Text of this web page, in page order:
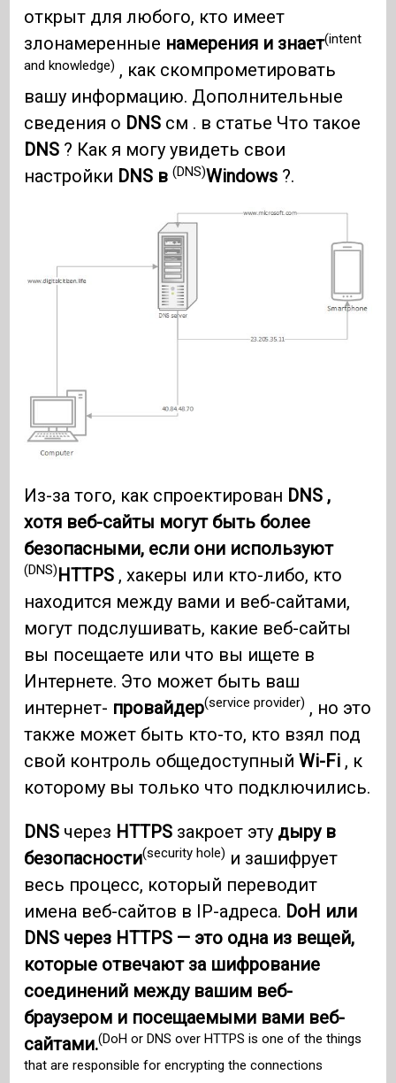
открыт для любого, кто имеет
злонамеренные намерения и знает(intent
and knowledge) , как скомпрометировать
вашу информацию. Дополнительные
сведения о DNS см . в статье Что такое
DNS ? Как я могу увидеть свои
настройки DNS в(DNS)Windows ?.
Из-за того, как спроектирован DNS ,
хотя веб-сайты могут быть более
безопасными, если они используют
(DNS)HTTPS , хакеры или кто-либо, кто
находится между вами и веб-сайтами,
могут подслушивать, какие веб-сайты
вы посещаете или что вы ищете в
Интернете. Это может быть ваш
интернет- провайдер(service provider) , но это
также может быть кто-то, кто взял под
свой контроль общедоступныйWi-Fi , к
которому вы только что подключились.
DNS через HTTPS закроет эту дыру в
безопасности(security hole) и зашифрует
весь процесс, который переводит
имена веб-сайтов в IP-адреса. DoH или
DNS через HTTPS — это одна из вещей,
которые отвечают за шифрование
соединений между вашим веб-
браузером и посещаемыми вами веб-
сайтами.(DoH or DNS over HTTPS is one of the things
that are responsible for encrypting the connections